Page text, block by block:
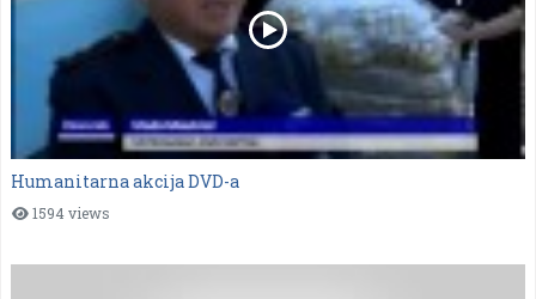
Humanitarna akcija DVD-a
1594 views